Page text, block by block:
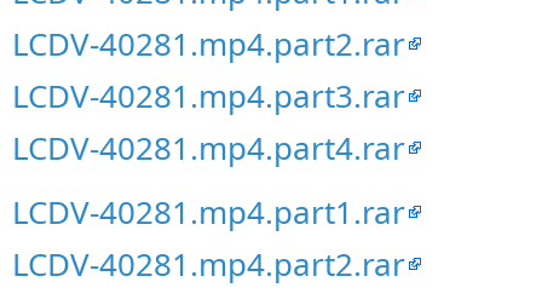
LCDV-40281.mp4.part2.rar
LCDV-40281.mp4.part3.rar
LCDV-40281.mp4.part4.rar
LCDV-40281.mp4.part1.rar
LCDV-40281.mp4.part2.rar